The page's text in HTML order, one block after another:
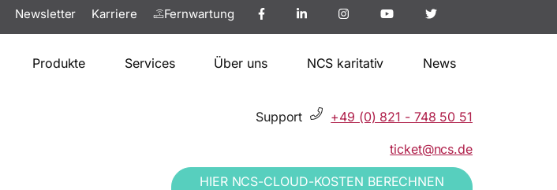
Newsletter Karriere Fernwartung
Produkte Services Über uns NCS karitativ News
Support +49 (0) 821 - 748 50 51
ticket@ncs.de
HIER NCS-CLOUD-KOSTEN BERECHNEN